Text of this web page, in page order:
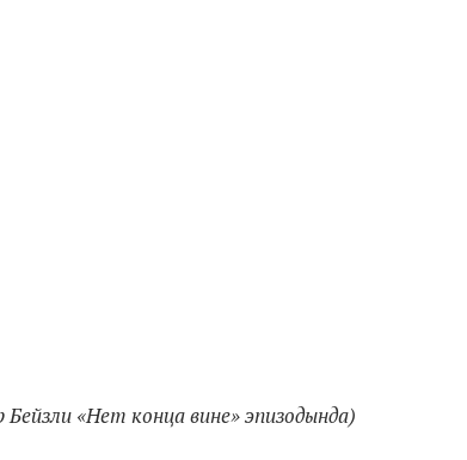
Бейзли «Нет конца вине» эпизодында)